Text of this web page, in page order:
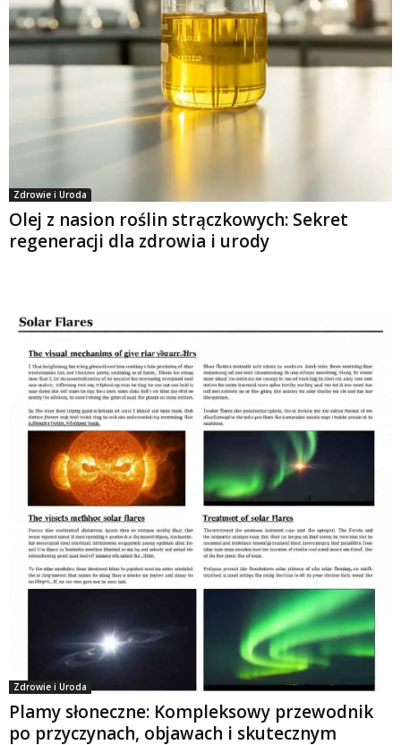
Zdrowie i Uroda
Olej z nasion roślin strączkowych: Sekret
regeneracji dla zdrowia i urody
Zdrowie i Uroda
Plamy słoneczne: Kompleksowy przewodnik
po przyczynach, objawach i skutecznym